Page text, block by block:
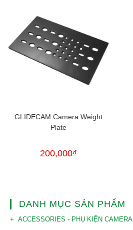
GLIDECAM Camera Weight
Plate
200,000₫
DANH MỤC SẢN PHẨM
ACCESSORIES - PHỤ KIỆN CAMERA